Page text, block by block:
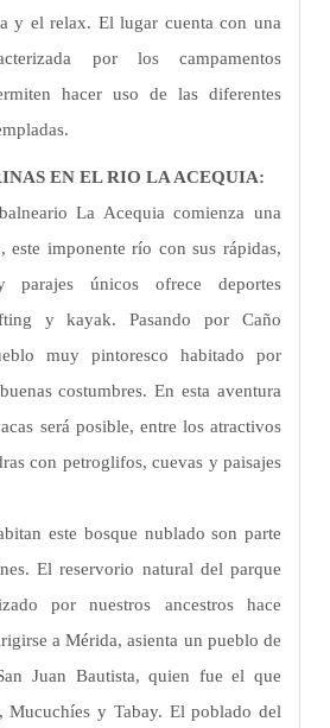
y el relax. El lugar cuenta con una
por los campamentos
hacer uso de las diferentes
EN EL RIO LA ACEQUIA:
La Acequia comienza una
este imponente río con sus rápidas,
parajes únicos ofrece deportes
y kayak. Pasando por Caño
muy pintoresco habitado por
costumbres. En esta aventura
será posible, entre los atractivos
con petroglifos, cuevas y paisajes
este bosque nublado son parte
El reservorio natural del parque
por nuestros ancestros hace
a Mérida, asienta un pueblo de
Juan Bautista, quien fue el que
Mucuchíes y Tabay. El poblado del